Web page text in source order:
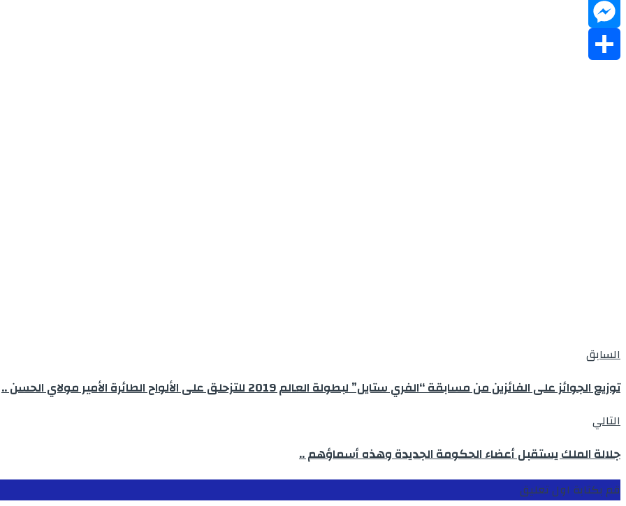
Telegram
Messenger
السابق
توزيع الجوائز على الفائزين من مسابقة “الفري ستايل” لبطولة العالم 2019 للتزحلق على الألواح الطائرة الأمير مولاي الحسن ..
التالي
جلالة الملك يستقبل أعضاء الحكومة الجديدة وهذه أسماؤهم ..
قم بكتابة اول تعليق